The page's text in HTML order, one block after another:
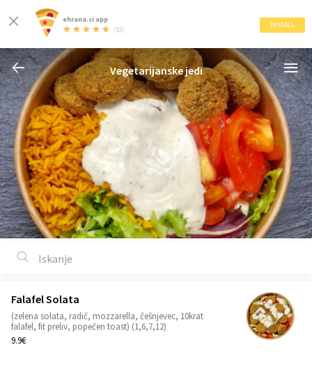
ehrana.si app
(53)
INSTALL
Vegetarijanske jedi
Falafel Solata
(zelena solata, radič, mozzarella, češnjevec, 10krat
falafel, fit preliv, popečen toast) (1,6,7,12)
9.9€